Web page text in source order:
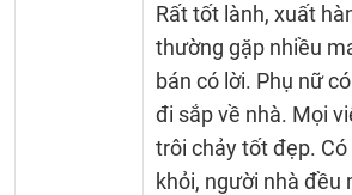
Rất tốt lành, xuất
thường gặp nhiều
bán có lời. Phụ nữ
đi sắp về nhà. Mọi
trôi chảy tốt đẹp. Có
khỏi, người nhà đều